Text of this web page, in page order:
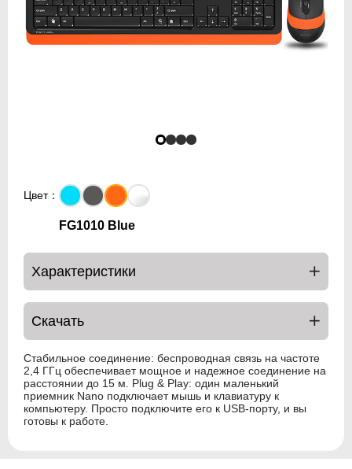
Цвет：
FG1010 Blue
Характеристики
Скачать
Стабильное соединение: беспроводная связь на частоте
2,4 ГГц обеспечивает мощное и надежное соединение на
расстоянии до 15 м. Plug & Play: один маленький
приемник Nano подключает мышь и клавиатуру к
компьютеру. Просто подключите его к USB-порту, и вы
готовы к работе.